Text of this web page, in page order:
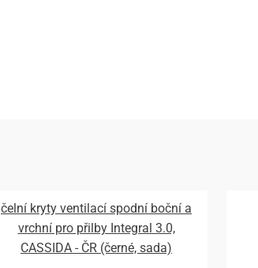
čelní kryty ventilací spodní boční a
vrchní pro přilby Integral 3.0,
CASSIDA - ČR (černé, sada)